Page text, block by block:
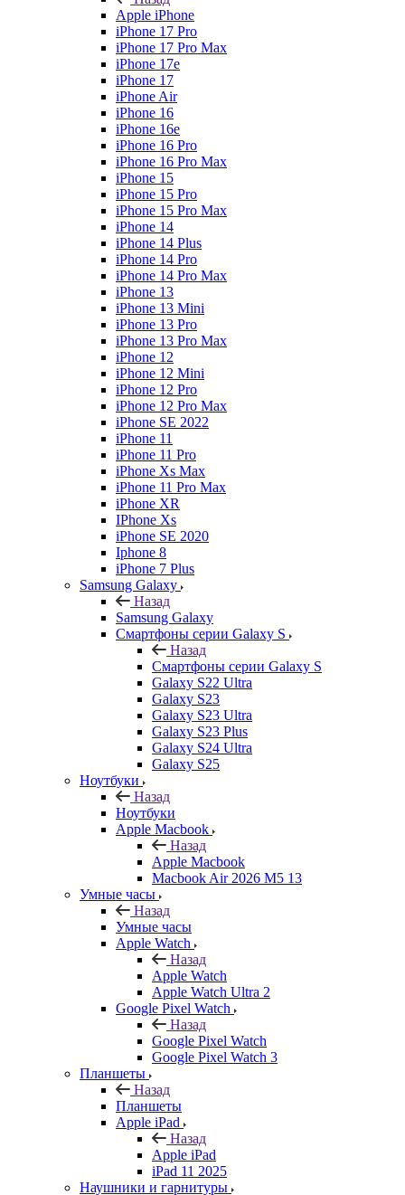
Apple iPhone
iPhone 17 Pro
iPhone 17 Pro Max
iPhone 17e
iPhone 17
iPhone Air
iPhone 16
iPhone 16e
iPhone 16 Pro
iPhone 16 Pro Max
iPhone 15
iPhone 15 Pro
iPhone 15 Pro Max
iPhone 14
iPhone 14 Plus
iPhone 14 Pro
iPhone 14 Pro Max
iPhone 13
iPhone 13 Mini
iPhone 13 Pro
iPhone 13 Pro Max
iPhone 12
iPhone 12 Mini
iPhone 12 Pro
iPhone 12 Pro Max
iPhone SE 2022
iPhone 11
iPhone 11 Pro
iPhone Xs Max
iPhone 11 Pro Max
iPhone XR
IPhone Xs
iPhone SE 2020
Iphone 8
iPhone 7 Plus
Samsung Galaxy
Назад
Samsung Galaxy
Смартфоны серии Galaxy S
Назад
Смартфоны серии Galaxy S
Galaxy S22 Ultra
Galaxy S23
Galaxy S23 Ultra
Galaxy S23 Plus
Galaxy S24 Ultra
Galaxy S25
Ноутбуки
Назад
Ноутбуки
Apple Macbook
Назад
Apple Macbook
Macbook Air 2026 M5 13
Умные часы
Назад
Умные часы
Apple Watch
Назад
Apple Watch
Apple Watch Ultra 2
Google Pixel Watch
Назад
Google Pixel Watch
Google Pixel Watch 3
Планшеты
Назад
Планшеты
Apple iPad
Назад
Apple iPad
iPad 11 2025
Наушники и гарнитуры